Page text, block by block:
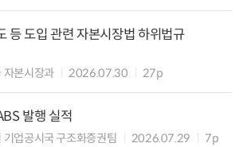
등 도입 관련 자본시장법 하위법규
자본시장과 2026.07.30 27p
발행 실적
업공시국 구조화증권팀 2026.07.29 7p